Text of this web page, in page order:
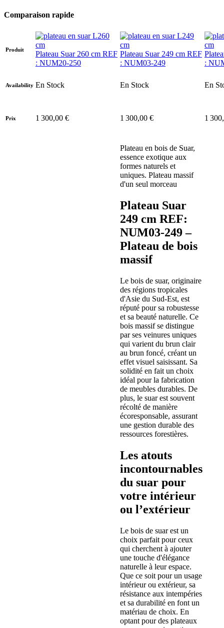
Comparaison rapide
Produit
Plateau Suar 260 cm REF
: NUM20-250
Plateau Suar 249 cm REF
: NUM03-249
:
Availability En Stock En Stock En
Prix 1 300,00 € 1 300,00 € 1
Plateau en bois de Suar,
essence exotique aux
formes naturels et
uniques. Plateau massif
d'un seul morceau
Plateau Suar
249 cm REF:
NUM03-249 –
Plateau de bois
massif
Le bois de suar, originaire
des régions tropicales
d'Asie du Sud-Est, est
réputé pour sa robustesse
et sa beauté naturelle. Ce
bois massif se distingue
par ses veinures uniques
qui varient du brun clair
au brun foncé, créant un
effet visuel saisissant. Sa
solidité en fait un choix
idéal pour la fabrication
de meubles durables. De
plus, le suar est souvent
récolté de manière
écoresponsable, assurant
une gestion durable des
ressources forestières.
Les atouts
incontournables
du suar pour
votre intérieur
ou l’extérieur
Le bois de suar est un
choix parfait pour ceux
qui cherchent à ajouter
une touche d'élégance
naturelle à leur espace.
Que ce soit pour un usage
intérieur ou extérieur, sa
résistance aux intempéries
et sa durabilité en font un
matériau de choix. En
optant pour des plateaux